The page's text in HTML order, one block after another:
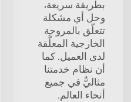
بطريقة سريعة،
وحل أي مشكلة
تتعلّق بالمروحة
الخارجية المعلَّقة
لدى العميل. كما
أن نظام خدمتنا
مثاليٌّ في جميع
أنحاء العالم.